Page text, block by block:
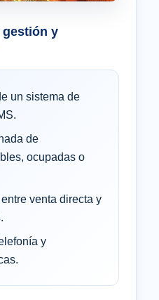
gestión y
un sistema de
de
ocupadas o
venta directa y
y